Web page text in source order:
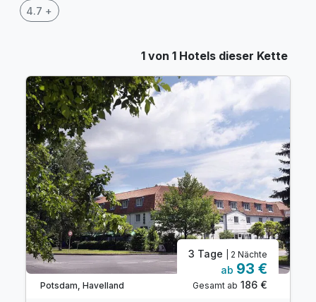
4.7 +
1 von 1 Hotels dieser Kette
Potsdam, Havelland
3 Tage | 2 Nächte
ab 93 €
Gesamt ab 186 €